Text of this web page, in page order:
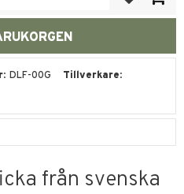
DLF-00G
Tillverkare
från svenska